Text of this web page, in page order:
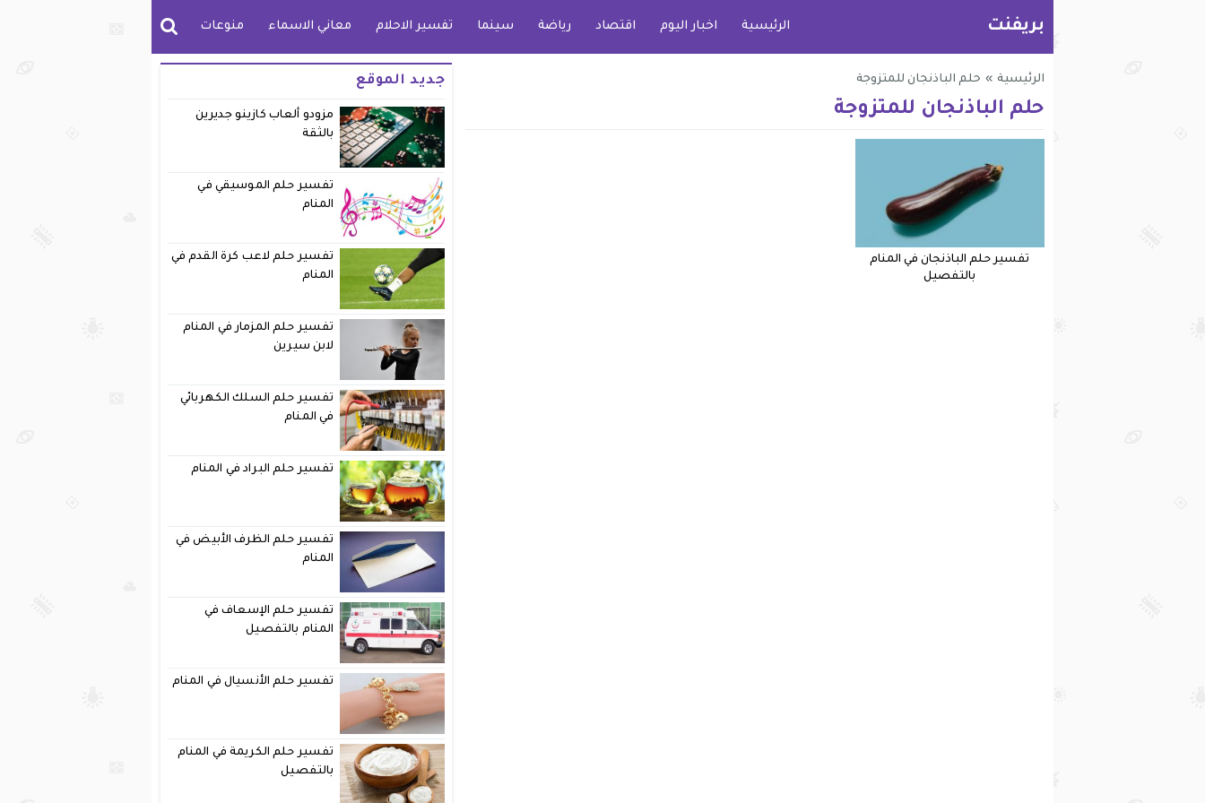
بريفنت الرئيسية اخبار اليوم اقتصاد رياضة سينما تفسير الاحلام معاني الاسماء منوعات
الرئيسية » حلم الباذنجان للمتزوجة
حلم الباذنجان للمتزوجة
تفسير حلم الباذنجان في المنام
بالتفصيل
جديد الموقع
مزودو ألعاب كازينو جديرين
بالثقة
تفسير حلم الموسيقي في
المنام
تفسير حلم لاعب كرة القدم في
المنام
تفسير حلم المزمار في المنام
لابن سيرين
تفسير حلم السلك الكهربائي
في المنام
تفسير حلم البراد في المنام
تفسير حلم الظرف الأبيض في
المنام
تفسير حلم الإسعاف في
المنام بالتفصيل
تفسير حلم الأنسيال في المنام
تفسير حلم الكريمة في المنام
بالتفصيل